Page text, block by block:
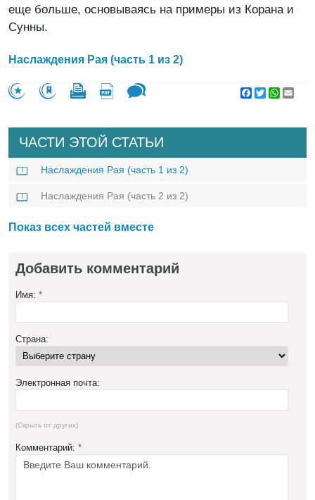
еще больше, основываясь на примеры из Корана и
Сунны.
Наслаждения Рая (часть 1 из 2)
Facebook
Twitter
ЧАСТИ ЭТОЙ СТАТЬИ
Наслаждения Рая (часть 1 из 2)
Наслаждения Рая (часть 2 из 2)
Показ всех частей вместе
Добавить комментарий
Имя: *
Страна:
Электронная почта:
(Скрыть от других)
Комментарий: *